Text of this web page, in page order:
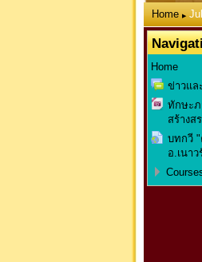
Home ▶
Home
ข่าวแล
ทักษะภ
สร้างส
บทกวี
อ.เนา